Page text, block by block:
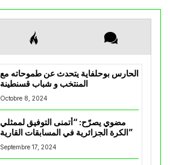
الحارس بوحلفاية يتحدث عن طموحاته مع
المنتخب و شباب قسنطينة
Octobre 8, 2024
مضوي يصرّح: “أتمنى التوفيق لممثلي
الكرة الجزائرية في المسابقات القارية”
Septembre 17, 2024